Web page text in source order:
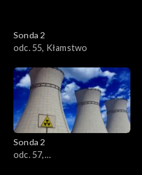
Sonda 2
odc. 55, Kłamstwo
Sonda 2
odc. 57,